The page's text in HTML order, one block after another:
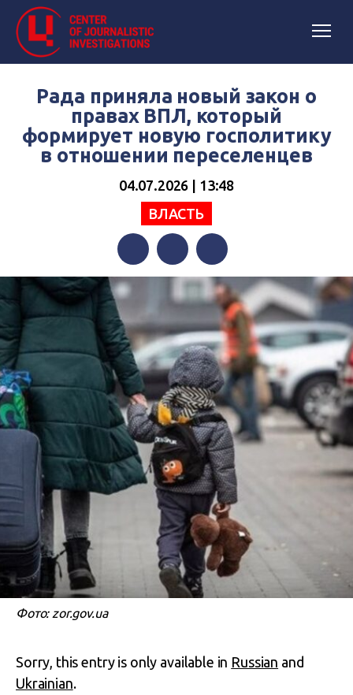
Рада приняла новый закон о
правах ВПЛ, который
формирует новую госполитику
в отношении переселенцев
04.07.2026 | 13:48
ВЛАСТЬ
FacebookTwitterTelegram
Фото: zor.gov.ua
Sorry, this entry is only available in Russian and
Ukrainian.